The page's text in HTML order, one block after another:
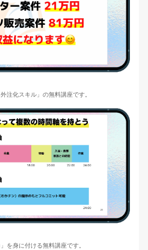
注化スキル」の無料講座です。
を身に付ける無料講座です。